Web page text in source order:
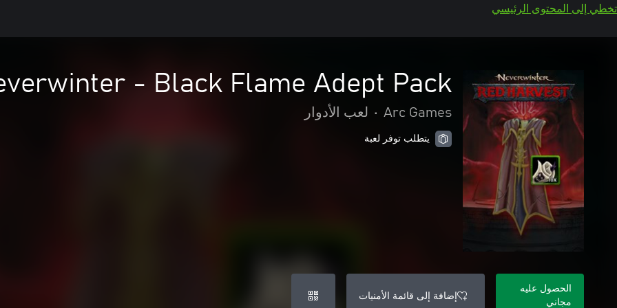
تخطي إلى المحتوى الرئيسي
- Black Flame Adept Pack
Arc Games
• لعب الأدوار
يتطلب توفر لعبة
الحصول عليه
مجاني
إضافة إلى قائمة الأمنيات